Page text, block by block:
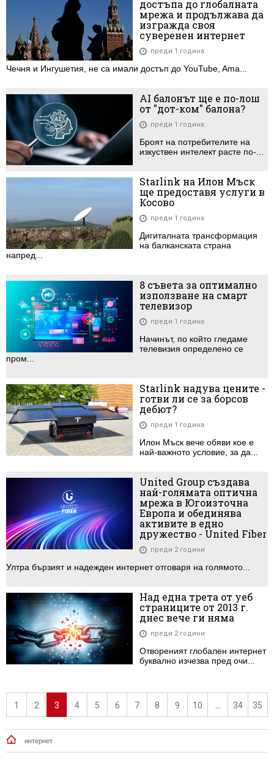
достъпа до глобалната
мрежа и продължава да
изгражда своя
суверенен интернет
преди 1 година
Чечня и Ингушетия, не са имали достъп до YouTube, Ama...
AI балонът ще е по-лош
от "дот-ком" балона?
преди 1 година
Броят на потребителите на
изкуствен интелект расте по-...
Starlink на Илон Мъск
ще предоставя услуги в
Косово
преди 1 година
Дигиталната трансформация
на балканската страна
напред...
8 съвета за оптимално
използване на смарт
телевизор
преди 1 година
Начинът, по който гледаме
телевизия определено се
пром...
Starlink надува цените -
готви ли се за борсов
дебют?
преди 1 година
Илон Мъск вече обяви кое е
най-важното условие, за да...
United Group създава
най-голямата оптична
мрежа в Югоизточна
Европа и обединява
активите в едно
дружество - United Fiber
преди 2 години
Ултра бързият и надежден интернет отговаря на голямото...
Над една трета от уеб
страниците от 2013 г.
днес вече ги няма
преди 2 години
Отвореният глобален интернет
буквално изчезва пред очи...
1 2 3 4 5 6 7 8 9 10 ... 34 35
интернет